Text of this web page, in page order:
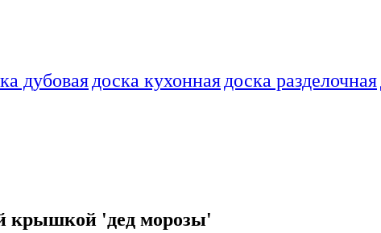
дубовая доска кухонная доска разделочная
крышкой 'дед морозы'